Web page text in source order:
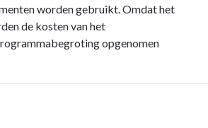
worden gebruikt. Omdat het
de kosten van het
opgenomen